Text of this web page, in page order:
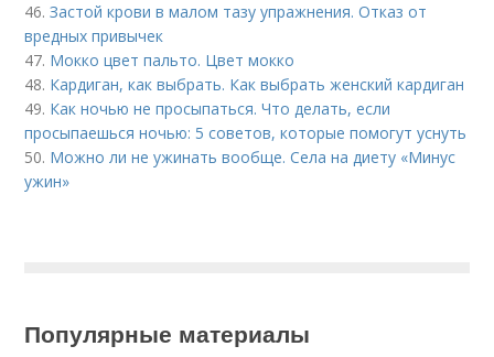
46.Застой крови в малом тазу упражнения. Отказ от
вредных привычек
47. Мокко цвет пальто. Цвет мокко
48. Кардиган, как выбрать. Как выбрать женский кардиган
49. Как ночью не просыпаться. Что делать, если
просыпаешься ночью: 5 советов, которые помогут уснуть
50. Можно ли не ужинать вообще. Села на диету «Минус
ужин»
Популярные материалы